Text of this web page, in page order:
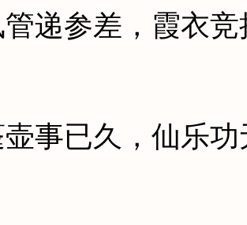
参差，霞衣竞
已久，仙乐功